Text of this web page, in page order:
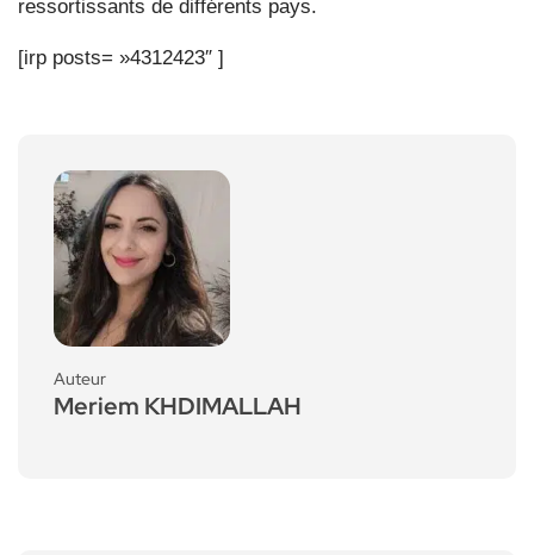
ressortissants de différents pays.
[irp posts= »4312423″ ]
Auteur
Meriem KHDIMALLAH